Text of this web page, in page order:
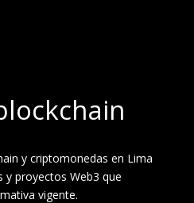
y criptomonedas en Lima
y proyectos Web3 que
vigente.